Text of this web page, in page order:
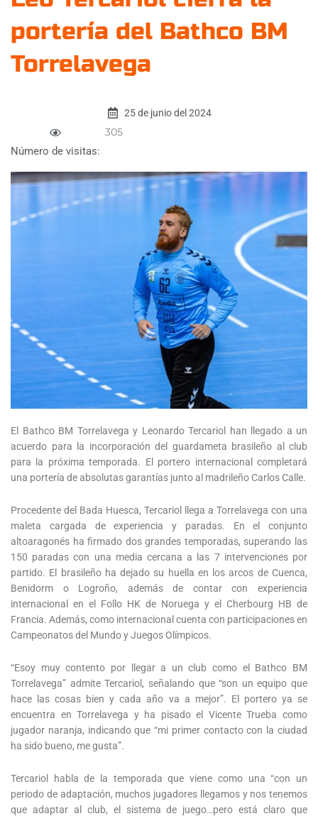
portería del Bathco BM
Torrelavega
25 de junio del 2024
Número de visitas:
305
El Bathco BM Torrelavega y Leonardo Tercariol han llegado a un
acuerdo para la incorporación del guardameta brasileño al club
para la próxima temporada. El portero internacional completará
una portería de absolutas garantías junto al madrileño Carlos Calle.
Procedente del Bada Huesca, Tercariol llega a Torrelavega con una
maleta cargada de experiencia y paradas. En el conjunto
altoaragonés ha firmado dos grandes temporadas, superando las
150 paradas con una media cercana a las 7 intervenciones por
partido. El brasileño ha dejado su huella en los arcos de Cuenca,
Benidorm o Logroño, además de contar con experiencia
internacional en el Follo HK de Noruega y el Cherbourg HB de
Francia. Además, como internacional cuenta con participaciones en
Campeonatos del Mundo y Juegos Olímpicos.
“Esoy muy contento por llegar a un club como el Bathco BM
Torrelavega” admite Tercariol, señalando que “son un equipo que
hace las cosas bien y cada año va a mejor”. El portero ya se
encuentra en Torrelavega y ha pisado el Vicente Trueba como
jugador naranja, indicando que “mi primer contacto con la ciudad
ha sido bueno, me gusta”.
Tercariol habla de la temporada que viene como una “con un
periodo de adaptación, muchos jugadores llegamos y nos tenemos
que adaptar al club, el sistema de juego…pero está claro que